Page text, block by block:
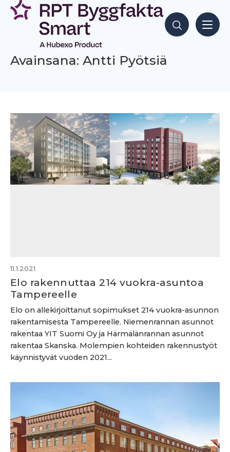
Siirry
sisältöön
Hae sisältöjä
Avainsana: Antti Pyötsiä
11.1.2021
Elo rakennuttaa 214 vuokra-asuntoa
Tampereelle
Elo on allekirjoittanut sopimukset 214 vuokra-asunnon
rakentamisesta Tampereelle. Niemenrannan asunnot
rakentaa YIT Suomi Oy ja Härmälänrannan asunnot
rakentaa Skanska. Molempien kohteiden rakennustyöt
käynnistyvät vuoden 2021...